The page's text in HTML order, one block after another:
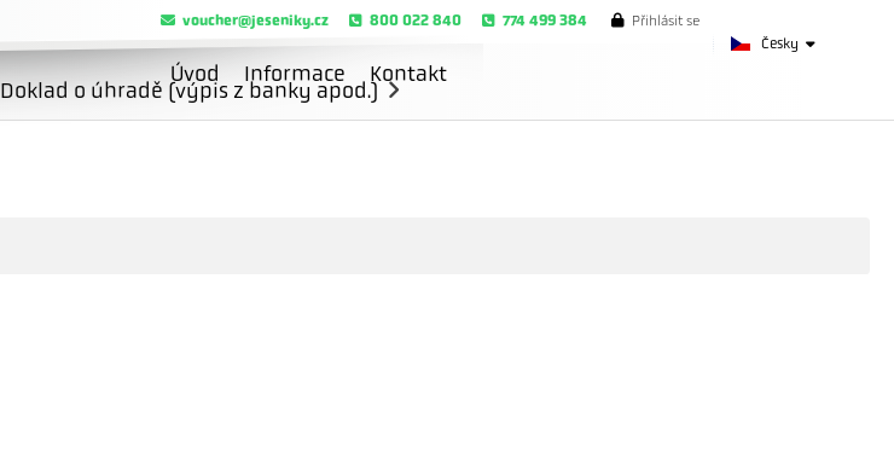
Česky
voucher@jeseniky.cz 800 022 840 774 499 384 Přihlásit se
Úvod Informace Kontakt
Doklad o úhradě (výpis z banky apod.)